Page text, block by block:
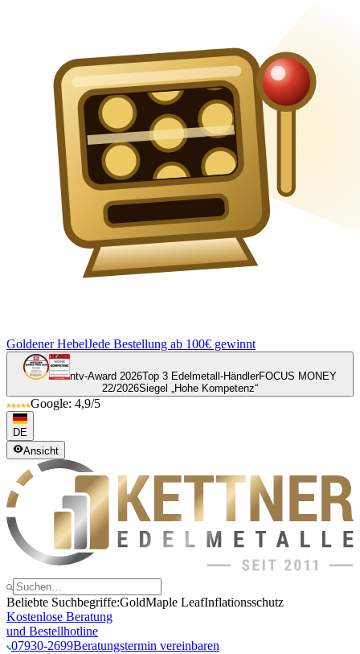
Goldener HebelJede Bestellung ab 100€ gewinnt
ntv-Award 2026Top 3 Edelmetall-HändlerFOCUS MONEY
22/2026Siegel „Hohe Kompetenz“
Google: 4,9/5
DE
Ansicht
Beliebte Suchbegriffe:GoldMaple LeafInflationsschutz
Kostenlose Beratung
und Bestellhotline
07930-2699Beratungstermin vereinbaren